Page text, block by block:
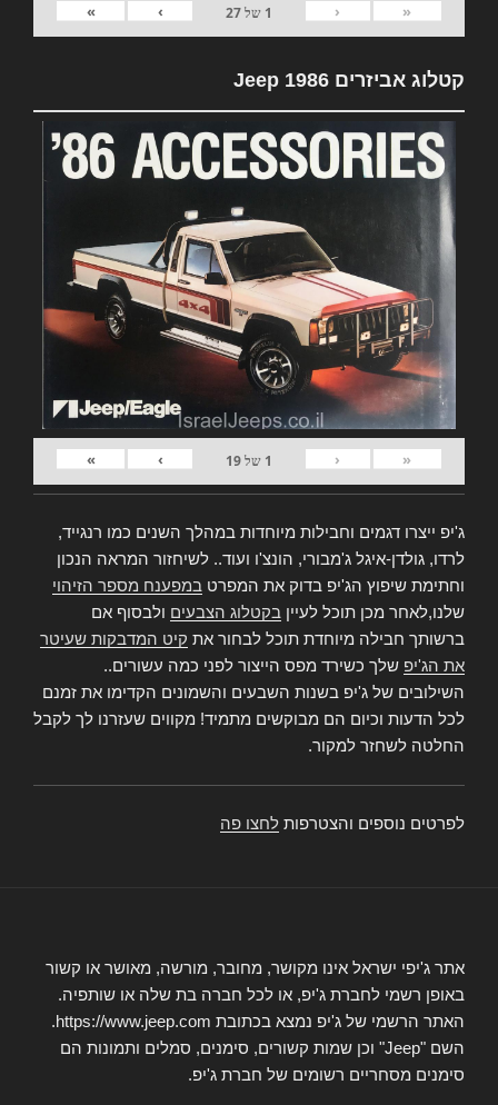
«
‹
1 של27
›
»
קטלוג אביזרים Jeep 1986
«
‹
1 של19
›
»
ג'יפ ייצרו דגמים וחבילות מיוחדות במהלך השנים כמו רנגייד,
לרדו, גולדן-איגל ג'מבורי, הונצ'ו ועוד.. לשיחזור המראה הנכון
וחתימת שיפוץ הג'יפ בדוק את המפרט במפענח מספר הזיהוי
שלנו,לאחר מכן תוכל לעיין בקטלוג הצבעים ולבסוף אם
ברשותך חבילה מיוחדת תוכל לבחור את קיט המדבקות שעיטר
את הג'יפ שלך כשירד מפס הייצור לפני כמה עשורים..
השילובים של ג'יפ בשנות השבעים והשמונים הקדימו את זמנם
לכל הדעות וכיום הם מבוקשים מתמיד! מקווים שעזרנו לך לקבל
החלטה לשחזר למקור.
לפרטים נוספים והצטרפות לחצו פה
אתר ג'יפי ישראל אינו מקושר, מחובר, מורשה, מאושר או קשור
באופן רשמי לחברת ג'יפ, או לכל חברה בת שלה או שותפיה.
האתר הרשמי של ג'יפ נמצא בכתובת https://www.jeep.com.
השם "Jeep" וכן שמות קשורים, סימנים, סמלים ותמונות הם
סימנים מסחריים רשומים של חברת ג'יפ.